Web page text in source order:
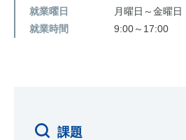
就業曜日
月曜日～金曜日
就業時間
9:00～17:00
課題